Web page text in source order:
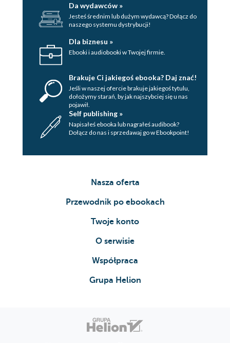
Da wydawców »
Jesteś średnim lub dużym wydawcą? Dołącz do
naszego systemu dystrybucji!
Dla biznesu »
Ebooki i audiobooki w Twojej firmie.
Brakuje Ci jakiegoś ebooka? Daj znać!
Jeśli w naszej ofercie brakuje jakiegoś tytulu,
dołożymy starań, by jak najszybciej się u nas
pojawił.
Self publishing »
Napisałeś ebooka lub nagrałeś audibook?
Dołącz do nas i sprzedawaj go w Ebookpoint!
Nasza oferta
Przewodnik po ebookach
Twoje konto
O serwisie
Współpraca
Grupa Helion